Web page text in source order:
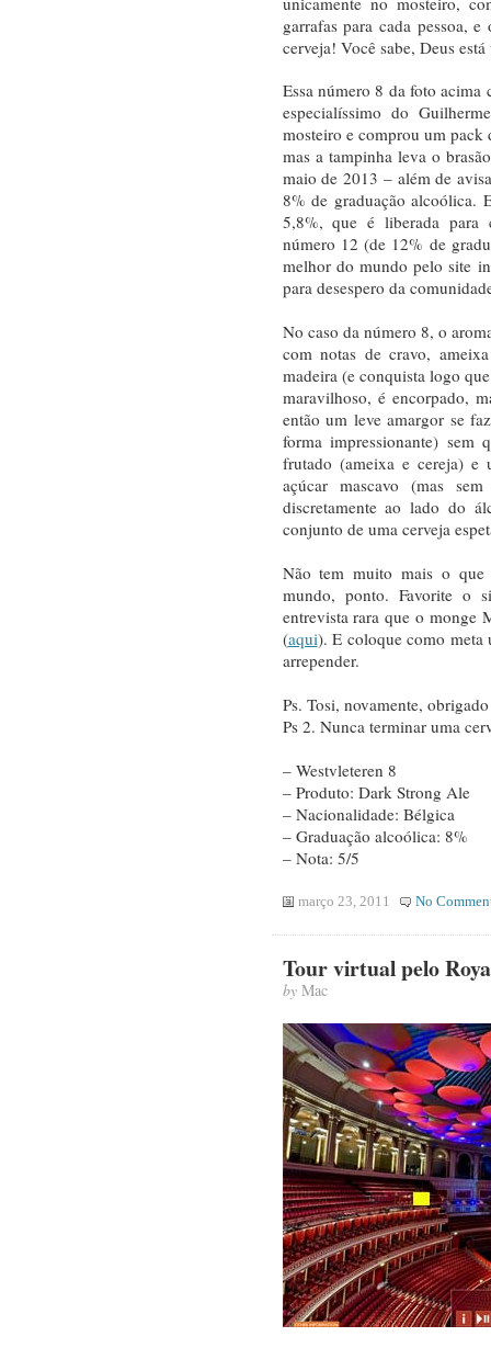
garrafas para cada pessoa,
cerveja! Você sabe, Deus está
Essa número 8 da foto acima
especialíssimo do
mosteiro e comprou um pack
mas a tampinha leva o
maio de 2013 – além de
8% de graduação alcoólica.
5,8%, que é liberada para
número 12 (de 12% de
melhor do mundo pelo site
para desespero da
No caso da número 8, o
com notas de cravo,
madeira (e conquista logo
maravilhoso, é encorpado,
então um leve amargor se
forma impressionante)
frutado (ameixa e cereja) e
açúcar mascavo (mas
discretamente ao lado do
conjunto de uma cerveja
Não tem muito mais o que
mundo, ponto. Favorite o
entrevista rara que o monge
(aqui). E coloque como meta
arrepender.
Ps. Tosi, novamente,
Ps 2. Nunca terminar uma
– Westvleteren 8
– Produto: Dark Strong Ale
– Nacionalidade: Bélgica
– Graduação alcoólica: 8%
– Nota: 5/5
março 23, 2011 No
Tour virtual pelo
byMac